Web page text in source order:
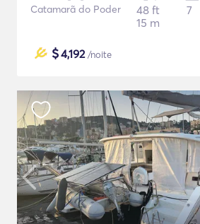
Catamarã do Poder
48 ft
15 m
7
$4,192/noite